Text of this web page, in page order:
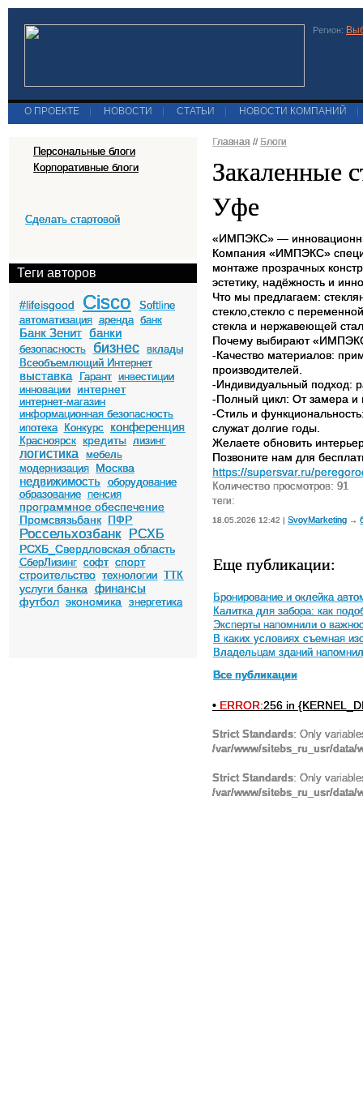
Регион:
О ПРОЕКТЕ НОВОСТИ СТАТЬИ НОВОСТИ КОМПАНИЙ
Персональные блоги
Корпоративные блоги
Сделать стартовой
Теги авторов
#lifeisgood Cisco
Softline
автоматизация аренда банк
Банк Зенит банки
безопасность бизнес
вклады
Всеобъемлющий Интернет
выставка Гарант инвестиции
инновации
интернет
интернет-магазин
информационная безопасность
ипотека
Конкурс конференция
Красноярск кредиты лизинг
логистика
мебель
модернизация
Москва
недвижимость оборудование
образование пенсия
программное обеспечение
Промсвязьбанк ПФР
Россельхозбанк РСХБ
РСХБ_Свердловская область
СберЛизинг софт спорт
строительство технологии ТТК
услуги банка финансы
футбол экономика энергетика
Главная // Блоги
Закаленные
Уфе
«ИМПЭКС» —
Компания «ИМПЭКС»
монтаже прозрачных
эстетику, надёжность и
Что мы предлагаем:
стекло,стекло с
стекла и нержавеющей
Почему выбирают
-Качество материалов:
производителей.
-Индивидуальный подход:
-Полный цикл: От замера и
-Стиль и
служат долгие годы.
Желаете обновить
Позвоните нам для
https://supersvar.ru/
Количество просмотров: 91
теги:
18.05.2026 12:42 | SvoyMarketing →
Еще публикации:
Бронирование и оклейка
Калитка для забора: как
Эксперты напомнили о
В каких условиях съемная
Владельцам зданий
Все публикации
• ERROR:256 in
Strict Standards: Only
/var/www/sitebs_ru_usr/
Strict Standards: Only
/var/www/sitebs_ru_usr/